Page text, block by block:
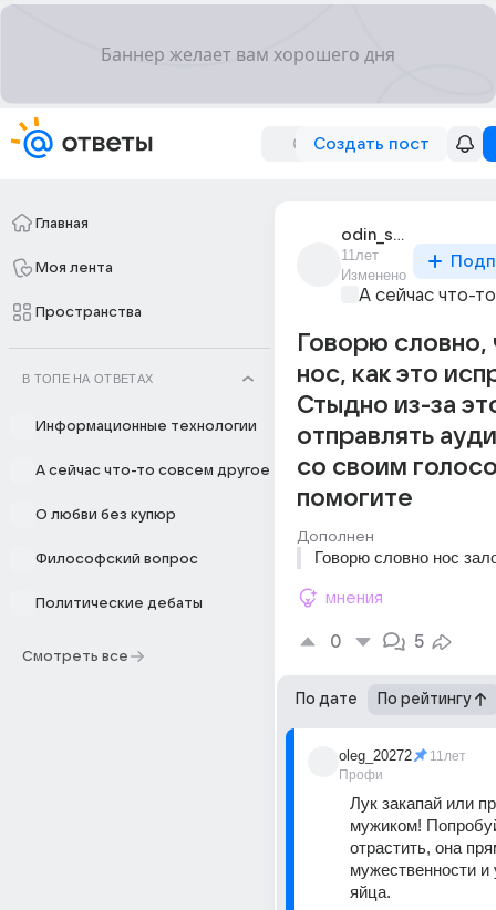
Создать пост
Главная
Моя лента
Пространства
В ТОПЕ НА ОТВЕТАХ
Информационные технологии
А сейчас что-то совсем другое
О любви без купюр
Философский вопрос
Политические дебаты
Смотреть все
odin_sred_vsekh
11лет
Изменено
А сейчас что-
Говорю словно,
нос, как это
Стыдно из-за
отправлять
со своим
помогите
Дополнен
Говорю словно нос
мнения
0 5
По дате По рейтингу
oleg_20272
Профи
11лет
Лук закапай или
мужиком!
отрастить, она
мужественности и
яйца.